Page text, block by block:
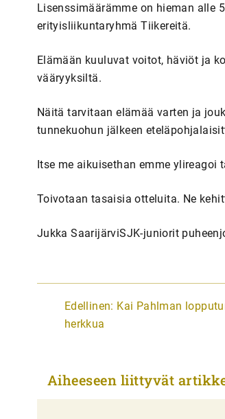
Lisenssimäärämme on hieman alle
erityisliikuntaryhmä Tiikereitä.
Elämään kuuluvat voitot, häviöt ja
vääryyksiltä.
Näitä tarvitaan elämää varten ja
tunnekuohun jälkeen
Itse me aikuisethan emme ylireagoi
Toivotaan tasaisia otteluita. Ne
Jukka SaarijärviSJK-juniorit
A
r
i
k
Edellinen: Kai Pahlman
herkkua
Aiheeseen liittyvät